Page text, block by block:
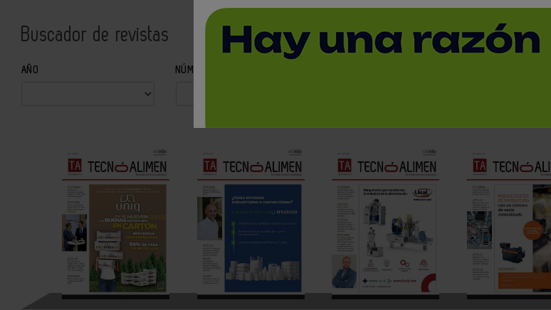
Buscador de revistas
AÑO NÚMERO